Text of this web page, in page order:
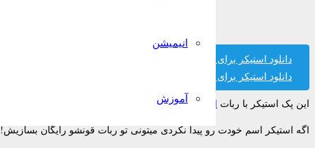
انیمیشن
آموزش
دانلود استیکر برای تلگرام
دانلود استیکر برای واتساپ
این پک استیکر با ربات استیکر ساز قونشو
اگه استیکر اسم خودت رو پیدا نکردی میتونی تو ربات قونشو رایگان بسازیش!